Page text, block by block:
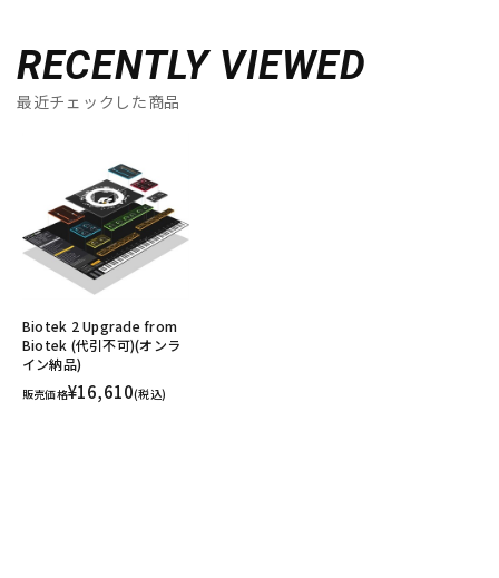
RECENTLY VIEWED
最近チェックした商品
Biotek 2 Upgrade from
Biotek (代引不可)(オンラ
イン納品)
販売価格¥16,610(税込)